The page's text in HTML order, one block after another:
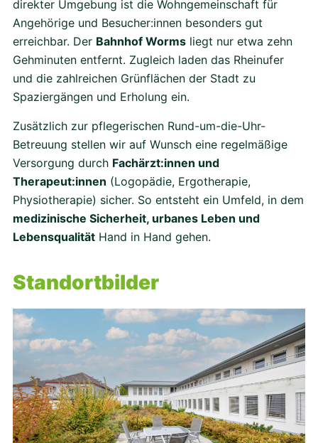
direkter Umgebung ist die Wohngemeinschaft für
Angehörige und Besucher:innen besonders gut
erreichbar. Der Bahnhof Worms liegt nur etwa zehn
Gehminuten entfernt. Zugleich laden das Rheinufer
und die zahlreichen Grünflächen der Stadt zu
Spaziergängen und Erholung ein.
Zusätzlich zur pflegerischen Rund-um-die-Uhr-
Betreuung stellen wir auf Wunsch eine regelmäßige
Versorgung durch Fachärzt:innen und
Therapeut:innen (Logopädie, Ergotherapie,
Physiotherapie) sicher. So entsteht ein Umfeld, in dem
medizinische Sicherheit, urbanes Leben und
Lebensqualität Hand in Hand gehen.
Standortbilder